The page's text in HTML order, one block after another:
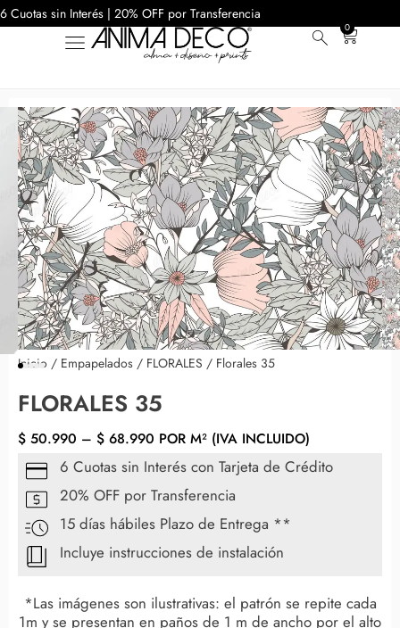
6 Cuotas sin Interés | 20% OFF por Transferencia
0
Inicio / Empapelados / FLORALES / Florales 35
FLORALES 35
$ 50.990 – $ 68.990 POR M² (IVA INCLUIDO)
6 Cuotas sin Interés con Tarjeta de Crédito
20% OFF por Transferencia
15 días hábiles Plazo de Entrega **
Incluye instrucciones de instalación
*Las imágenes son ilustrativas: el patrón se repite cada
1m y se presentan en paños de 1 m de ancho por el alto